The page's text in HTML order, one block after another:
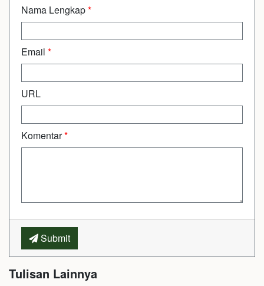
Nama Lengkap*
Email *
URL
Komentar*
Submit
Tulisan Lainnya